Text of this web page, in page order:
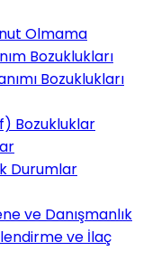
Olmama
Bozuklukları
Bozuklukları
Bozukluklar
Durumlar
ve Danışmanlık
ve İlaç